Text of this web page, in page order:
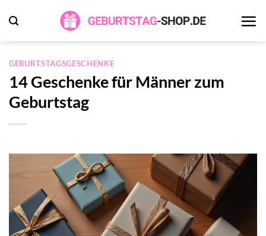
Inhalt
springen
GEBURTSTAGSGESCHENKE
14 Geschenke für Männer zum
Geburtstag